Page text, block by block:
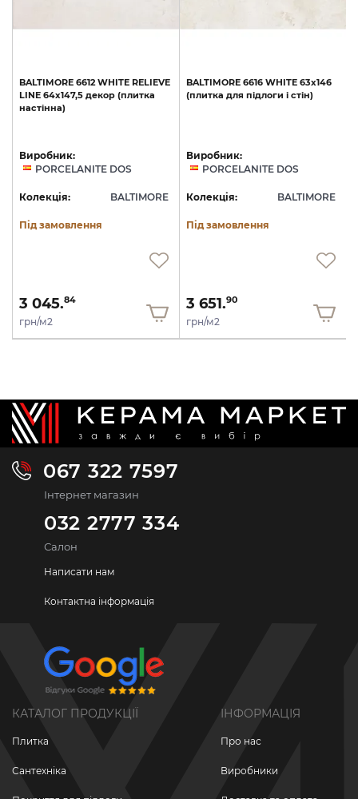
BALTIMORE 6612 WHITE RELIEVE
LINE 64x147,5 декор (плитка
настінна)
Виробник:
PORCELANITE DOS
Колекція: BALTIMORE
Під замовлення
3 045.84
грн/м2
BALTIMORE 6616 WHITE 63x146
(плитка для підлоги і стін)
Виробник:
PORCELANITE DOS
Колекція: BALTIMORE
Під замовлення
3 651.90
грн/м2
067 322 7597
Інтернет магазин
032 2777 334
Салон
Написати нам
Контактна інформація
КАТАЛОГ ПРОДУКЦІЇ
Плитка
Сантехніка
ІНФОРМАЦІЯ
Про нас
Виробники